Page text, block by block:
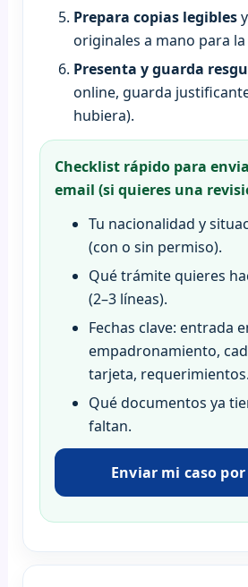
Prepara copias legibles
originales a mano para la
Presenta y guarda
online, guarda
hubiera).
Checklist rápido para
email (si quieres una
Tu nacionalidad y
(con o sin permiso).
Qué trámite quieres
(2–3 líneas).
Fechas clave: entrada
empadronamiento,
tarjeta, requerimientos.
Qué documentos ya
faltan.
Enviar mi caso